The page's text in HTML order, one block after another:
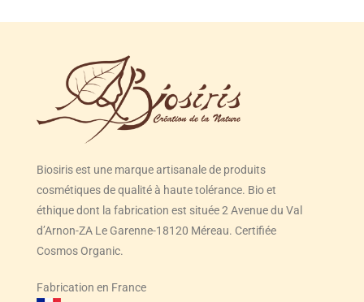
Biosiris est une marque artisanale de produits
cosmétiques de qualité à haute tolérance. Bio et
éthique dont la fabrication est située 2 Avenue du Val
d’Arnon-ZA Le Garenne-18120 Méreau. Certifiée
Cosmos Organic.
Fabrication en France